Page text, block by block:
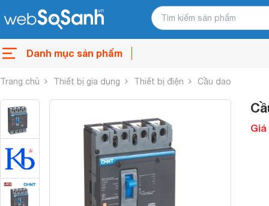
Danh mục sản phẩm
Trang chủ Thiết bị gia dụng Thiết bị điện Cầu dao
Giá